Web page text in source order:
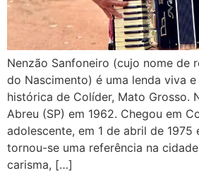
Nenzão Sanfoneiro (cujo nome de
do Nascimento) é uma lenda viva
histórica de Colíder, Mato Grosso.
Abreu (SP) em 1962. Chegou em
adolescente, em 1 de abril de 1975
tornou-se uma referência na
carisma, […]